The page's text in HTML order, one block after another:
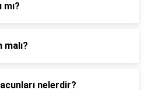
nelerdir?